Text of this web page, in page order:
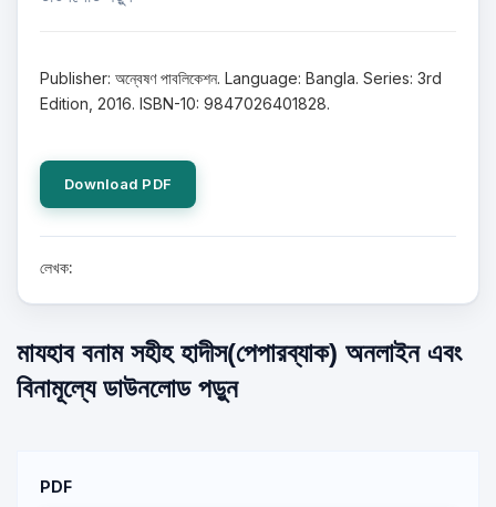
Publisher: অন্বেষণ পাবলিকেশন. Language: Bangla. Series: 3rd
Edition, 2016. ISBN-10: 9847026401828.
Download PDF
লেখক:
মাযহাব বনাম সহীহ হাদীস(পেপারব্যাক) অনলাইন এবং
বিনামূল্যে ডাউনলোড পড়ুন
PDF